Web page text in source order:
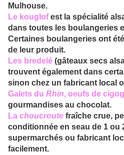
Mulhouse.
Le kouglof est la spécialité
dans toutes les boulangeries
Certaines boulangeries ont
de leur produit.
Les bredelé (gâteaux secs
trouvent également dans
sinon chez un fabricant local
Galets du Rhin, oeufs de
gourmandises au chocolat.
La choucroute fraîche crue,
conditionnée en seau de 1 ou
supermarchés ou fabricant
facilement.